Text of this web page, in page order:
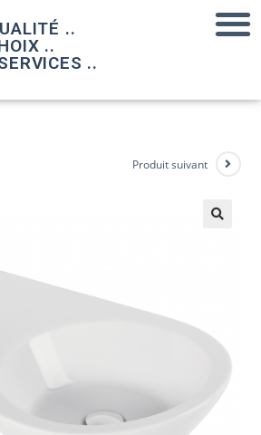
..
..
..
Produit suivant